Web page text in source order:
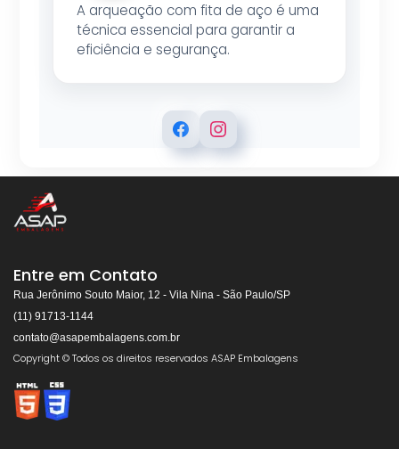
A arqueação com fita de aço é uma
técnica essencial para garantir a
eficiência e segurança.
Respondemos rapidamente
👋Olá! Bem-vindo!
Somos especialistas em
Envolvedoras, Filme Stretch, Fitas de Arquear,
Selos para Fitas de Arquear, Aplicador de Filme
Entre em Contato
Rua Jerônimo Souto Maior, 12 - Vila Nina - São Paulo/SP
(11) 91713-1144
contato@asapembalagens.com.br
Copyright © Todos os direitos reservados ASAP Embalagens